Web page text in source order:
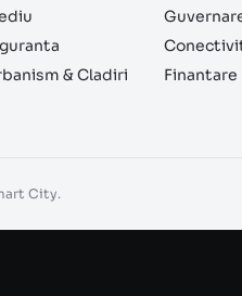
& Cladiri
Finantare
City.